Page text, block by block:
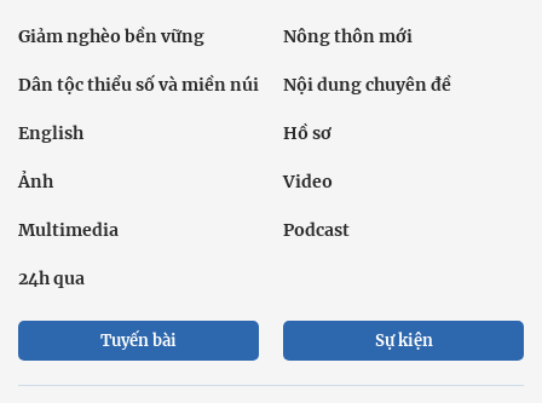
Giảm nghèo bền vững Nông thôn mới
Dân tộc thiểu số và miền núi Nội dung chuyên đề
English Hồ sơ
Ảnh Video
Multimedia Podcast
24h qua
Tuyến bài Sự kiện